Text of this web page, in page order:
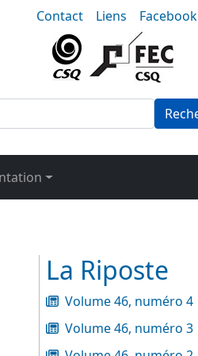
secondaire
Contact Liens Facebook
La Riposte
Volume 46, numéro 4
Volume 46, numéro 3